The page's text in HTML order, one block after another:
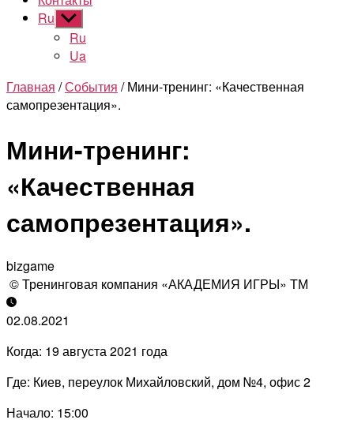
Ru Показывать
подменю
Ru
Ua
Главная /События / Мини-тренинг: «Качественная
самопрезентация».
Мини-тренинг:
«Качественная
самопрезентация».
bizgame
© Тренинговая компания «АКАДЕМИЯ ИГРЫ» ТМ
02.08.2021
Когда: 19 августа 2021 года
Где: Киев, переулок Михайловский, дом №4, офис 2
Начало: 15:00